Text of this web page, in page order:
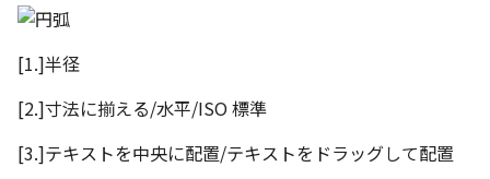
[1.]半径
[2.]寸法に揃える/水平/ISO 標準
[3.]テキストを中央に配置/テキストをドラッグして配置